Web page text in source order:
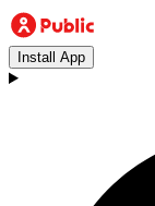
Install App